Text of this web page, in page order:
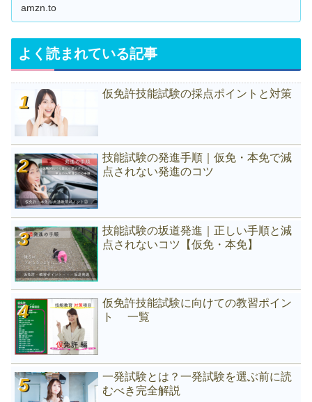
amzn.to
よく読まれている記事
仮免許技能試験の採点ポイントと対策
技能試験の発進手順｜仮免・本免で減
点されない発進のコツ
技能試験の坂道発進｜正しい手順と減
点されないコツ【仮免・本免】
仮免許技能試験に向けての教習ポイン
ト 一覧
一発試験とは？一発試験を選ぶ前に読
むべき完全解説